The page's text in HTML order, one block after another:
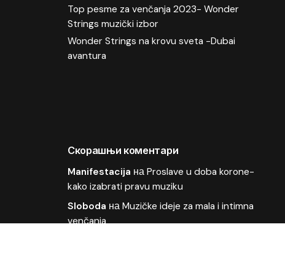
Top pesme za venčanja 2023- Wonder
Strings muzički izbor
Wonder Strings na krovu sveta -Dubai
avantura
Скорашњи коментари
Manifestacija наProslave u doba korone-
kako izabrati pravu muziku
Sloboda наMuzičke ideje za mala i intimna
venčanja